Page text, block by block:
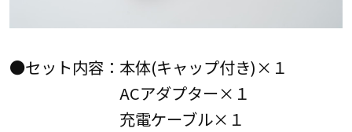
●セット内容：本体(キャップ付き)×１
ACアダプター×１
充電ケーブル×１